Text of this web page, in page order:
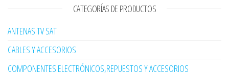
CATEGORÍAS DE PRODUCTOS
ANTENAS TV SAT
CABLES Y ACCESORIOS
COMPONENTES ELECTRÓNICOS,REPUESTOS Y ACCESORIOS